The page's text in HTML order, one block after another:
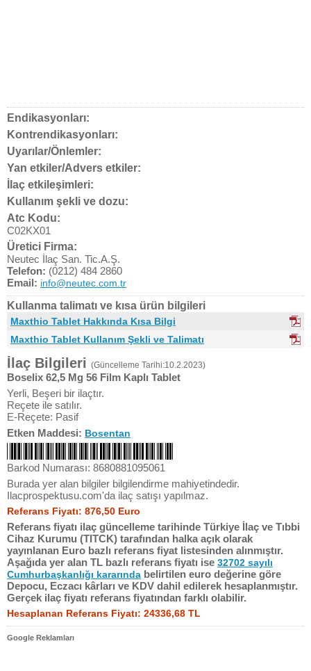
Endikasyonları:
Kontrendikasyonları:
Uyarılar/Önlemler:
Yan etkiler/Advers etkiler:
İlaç etkileşimleri:
Kullanım şekli ve dozu:
Atc Kodu:
C02KX01
Üretici Firma:
Neutec İlaç San. Tic.A.Ş.
Telefon: (0212) 484 2860
Email: info@neutec.com.tr
Kullanma talimatı ve kısa ürün bilgileri
Maxthio Tablet Hakkında Kısa Bilgi
Maxthio Tablet Kullanım Şekli ve Talimatı
İlaç Bilgileri (Güncelleme Tarihi:10.2.2023)
Boselix 62,5 Mg 56 Film Kaplı Tablet
Yerli, Beşeri bir ilaçtır.
Reçete ile satılır.
E-Reçete: Pasif
Etken Maddesi: Bosentan
Barkod Numarası: 8680881095061
Burada yer alan bilgiler bilgilendirme mahiyetindedir.
Ilacprospektusu.com'da ilaç satışı yapılmaz.
Referans Fiyatı: 876,50 Euro
Referans fiyatı ilaç güncelleme tarihinde Türkiye İlaç ve Tıbbi
Cihaz Kurumu (TITCK) tarafından halka açık olarak
yayınlanan Euro bazlı referans fiyat listesinden alınmıştır.
Aşağıda yer alan TL bazlı referans fiyatı ise 32702 sayılı
Cumhurbaşkanlığı kararında belirtilen euro değerine göre
Depocu, Eczacı kârları ve KDV dahil edilerek hesaplanmıştır.
Gerçek ilaç fiyatı referans fiyatından farklı olabilir.
Hesaplanan Referans Fiyatı: 24336,68 TL
Google Reklamları